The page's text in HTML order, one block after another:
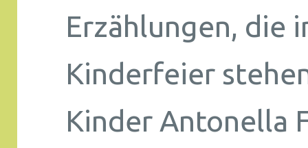
Erzählungen, die
Kinderfeier
Kinder Antonella